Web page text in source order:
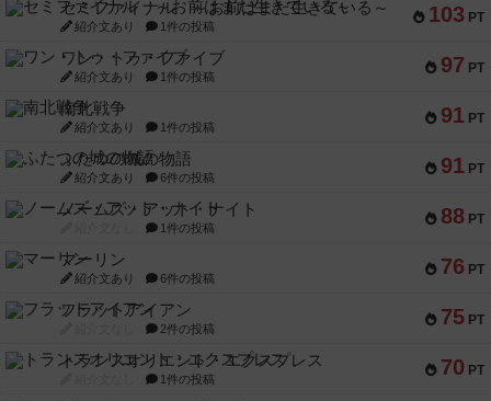
103 PT
セミファイナル ～お前はまだ生きている～
紹介文あり 1件の投稿
97 PT
ワン・トゥ・ファイブ
紹介文あり 1件の投稿
91 PT
南北戦争
紹介文あり 1件の投稿
91 PT
ふたつの城の物語
紹介文あり 6件の投稿
88 PT
ノームズ・アット・ナイト
1件の投稿
76 PT
マーリン
紹介文あり 6件の投稿
75 PT
フラットアイアン
2件の投稿
70 PT
トランスオリエント・エクスプレス
1件の投稿